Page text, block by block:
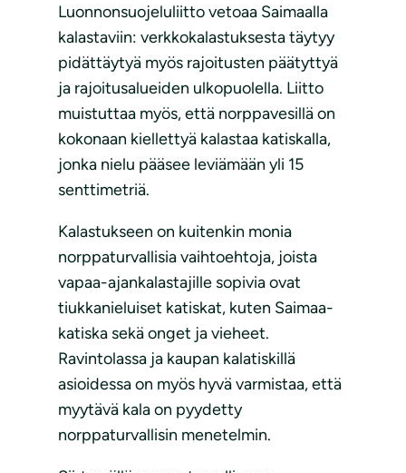
Luonnonsuojeluliitto vetoaa Saimaalla
kalastaviin: verkkokalastuksesta täytyy
pidättäytyä myös rajoitusten päätyttyä
ja rajoitusalueiden ulkopuolella. Liitto
muistuttaa myös, että norppavesillä on
kokonaan kiellettyä kalastaa katiskalla,
jonka nielu pääsee leviämään yli 15
senttimetriä.
Kalastukseen on kuitenkin monia
norppaturvallisia vaihtoehtoja, joista
vapaa-ajankalastajille sopivia ovat
tiukkanieluiset katiskat, kuten Saimaa-
katiska sekä onget ja vieheet.
Ravintolassa ja kaupan kalatiskillä
asioidessa on myös hyvä varmistaa, että
myytävä kala on pyydetty
norppaturvallisin menetelmin.